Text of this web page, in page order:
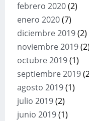
febrero 2020(2)
enero 2020(7)
diciembre 2019(2)
noviembre 2019(2)
octubre 2019(1)
septiembre 2019
agosto 2019(1)
julio 2019(2)
junio 2019(1)